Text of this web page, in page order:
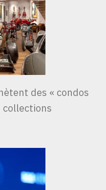
des « condos
collections